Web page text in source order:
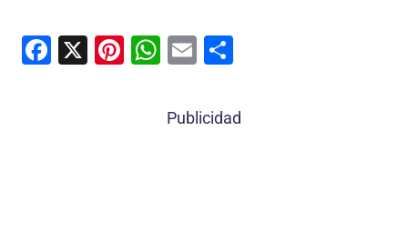
F
X
Pi W
at
E
ai m
Publicidad